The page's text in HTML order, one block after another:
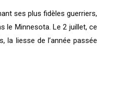
ses plus fidèles guerriers,
le Minnesota. Le 2 juillet, ce
la liesse de l’année passée